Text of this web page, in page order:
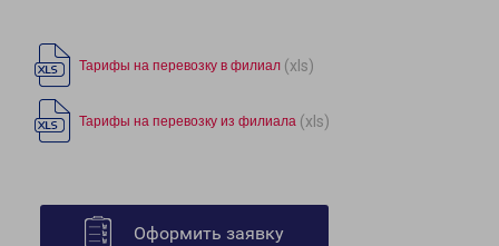
Тарифы на перевозку в филиал (xls)
Тарифы на перевозку из филиала (xls)
Оформить заявку